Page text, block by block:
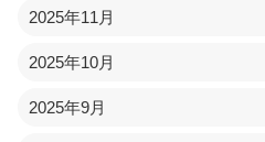
2025年11月
2025年10月
2025年9月